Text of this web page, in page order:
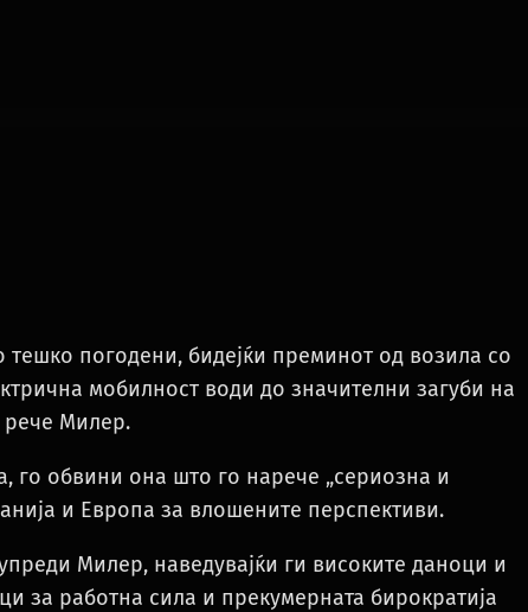
тешко погодени, бидејќи преминот од возила со
мобилност води до значителни загуби на
рече Милер.
го обвини она што го нарече „сериозна и
и Европа за влошените перспективи.
Милер, наведувајќи ги високите даноци и
за работна сила и прекумерната бирократија